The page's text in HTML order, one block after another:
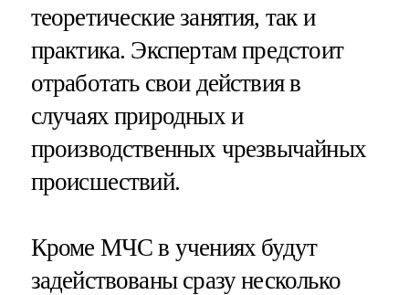
теоретические занятия, так и
практика. Экспертам предстоит
отработать свои действия в
случаях природных и
производственных чрезвычайных
происшествий.
Кроме МЧС в учениях будут
задействованы сразу несколько